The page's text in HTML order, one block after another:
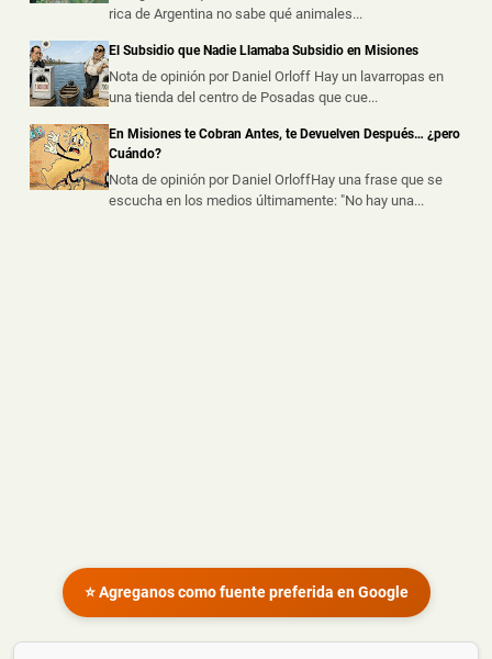
Bomberos Evitaron que un Incendio se Propagara a
📅 7 ago 2026
Un incendio registrado durante la mañana de este
viernes generó preocupación en ...
rica de Argentina no sabe qué animales...
El Subsidio que Nadie Llamaba Subsidio en Misiones
Nota de opinión por Daniel Orloff Hay un lavarropas en
una tienda del centro de Posadas que cue...
En Misiones te Cobran Antes, te Devuelven Después… ¿pero
Cuándo?
Nota de opinión por Daniel OrloffHay una frase que se
escucha en los medios últimamente: "No hay una...
⭐ Agreganos como fuente preferida en Google